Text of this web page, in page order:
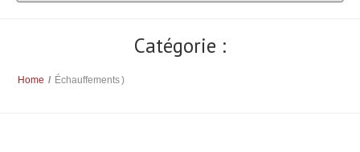
Catégorie :
Home / Échauffements)